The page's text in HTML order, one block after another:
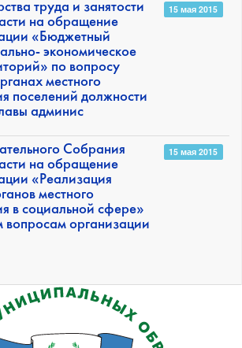
труда и занятости
на обращение
«Бюджетный
экономическое
по вопросу
местного
поселений должности
админис
15 мая 2015
Собрания
на обращение
«Реализация
местного
в социальной сфере»
организации
15 мая 2015